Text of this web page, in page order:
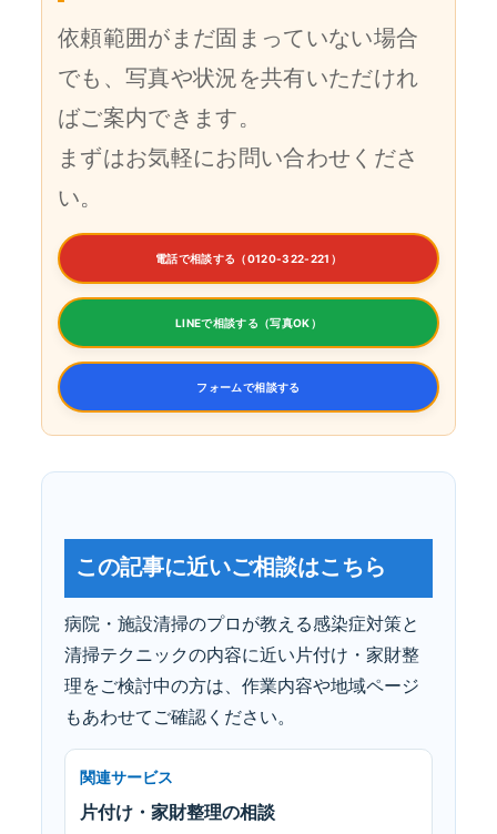
依頼範囲がまだ固まっていない場合
でも、写真や状況を共有いただけれ
ばご案内できます。
まずはお気軽にお問い合わせくださ
い。
電話で相談する（0120-322-221）
LINEで相談する（写真OK）
フォームで相談する
この記事に近いご相談はこちら
病院・施設清掃のプロが教える感染症対策と
清掃テクニックの内容に近い片付け・家財整
理をご検討中の方は、作業内容や地域ページ
もあわせてご確認ください。
関連サービス
片付け・家財整理の相談